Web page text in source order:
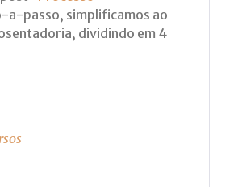
a-passo, simplificamos ao
dividindo em 4